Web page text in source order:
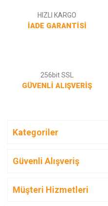
HIZLI KARGO
İADE GARANTİSİ
256bit SSL
GÜVENLİ ALIŞVERİŞ
Kategoriler
Güvenli Alışveriş
Müşteri Hizmetleri